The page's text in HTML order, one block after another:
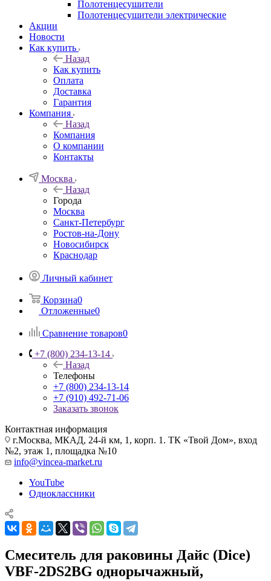
Полотенцесушители
Полотенцесушители электрические
Акции
Новости
Как купить
Назад
Как купить
Оплата
Доставка
Гарантия
Компания
Назад
Компания
О компании
Контакты
Москва
Назад
Города
Москва
Санкт-Петербург
Ростов-на-Дону
Новосибирск
Краснодар
Личный кабинет
Корзина0
Отложенные0
Сравнение товаров0
+7 (800) 234-13-14
Назад
Телефоны
+7 (800) 234-13-14
+7 (910) 492-71-06
Заказать звонок
Контактная информация
г.Москва, МКАД, 24-й км, 1, корп. 1. ТК «Твой Дом», вход
№2, этаж 1, площадка №10
info@vincea-market.ru
YouTube
Одноклассники
Смеситель для раковины Дайс (Dice)
VBF-2DS2BG однорычажный,